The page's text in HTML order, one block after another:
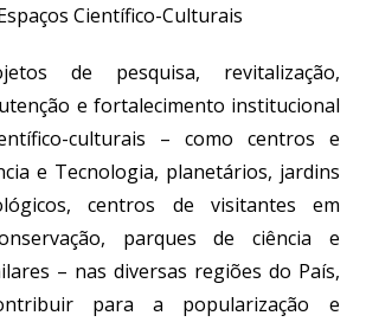
Científico-Culturais
de pesquisa, revitalização,
e fortalecimento institucional
culturais – como centros e
e Tecnologia, planetários, jardins
centros de visitantes em
parques de ciência e
– nas diversas regiões do País,
para a popularização e